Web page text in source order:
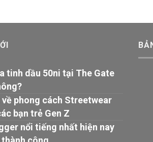
tinh dầu 50ni tại The Gate
phong cách Streetwear
bạn trẻ Gen Z
nổi tiếng nhất hiện nay